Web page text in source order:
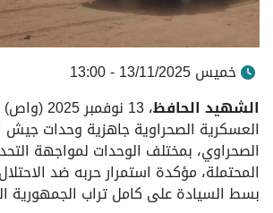
خميس 13/11/2025 - 13:00
الشهيد الحافظ
، 13
العسكرية الصحراوية جاهزية وحدات جيش
الصحراوي، بمختلف الوحدات لمواجهة
المحتملة، مؤكدة استمرار حربه ضد
بسط السيادة على كامل تراب الجمهورية